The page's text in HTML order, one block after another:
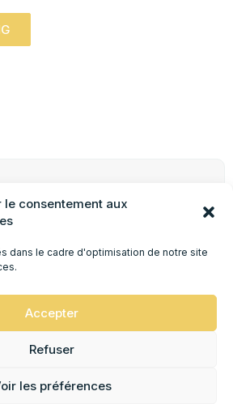
le consentement aux
dans le cadre d'optimisation de notre site
Accepter
Refuser
les préférences
notre newsletter pour obtenir
pratiques, mises à jour &